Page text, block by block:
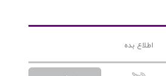
اطلاع بده